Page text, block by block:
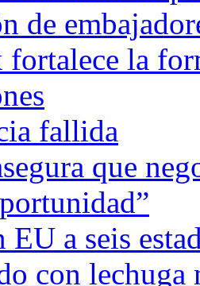
de
la
fallida
que
EU a seis
con lechuga